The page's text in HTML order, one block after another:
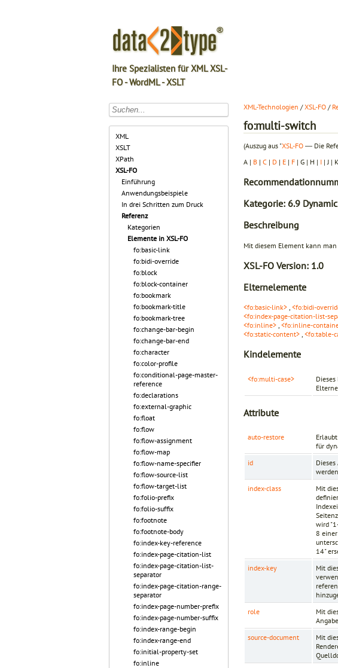
Ihre Spezialisten für XML XSL-
FO - WordML - XSLT
XML
XSLT
XPath
XSL-FO
Einführung
Anwendungsbeispiele
In drei Schritten zum Druck
Referenz
Kategorien
Elemente in XSL-FO
fo:basic-link
fo:bidi-override
fo:block
fo:block-container
fo:bookmark
fo:bookmark-title
fo:bookmark-tree
fo:change-bar-begin
fo:change-bar-end
fo:character
fo:color-profile
fo:conditional-page-master-
reference
fo:declarations
fo:external-graphic
fo:float
fo:flow
fo:flow-assignment
fo:flow-map
fo:flow-name-specifier
fo:flow-source-list
fo:flow-target-list
fo:folio-prefix
fo:folio-suffix
fo:footnote
fo:footnote-body
fo:index-key-reference
fo:index-page-citation-list
fo:index-page-citation-list-
separator
fo:index-page-citation-range-
separator
fo:index-page-number-prefix
fo:index-page-number-suffix
fo:index-range-begin
fo:index-range-end
fo:initial-property-set
fo:inline
XML-Technologien /XSL-FO /
fo:multi-switch
(Auszug aus "XSL-FO ― Die
A | B | C | D | E | F | G | H | I | J |
Kategorie: 6.9
Beschreibung
Mit diesem Element kann
XSL-FO Version: 1.0
Elternelemente
<fo:basic-link> , <fo:bidi-
<fo:index-page-citation-list-
<fo:inline> , <fo:inline-
<fo:static-content> , <fo:table-
Kindelemente
<fo:multi-case>
Attribute
auto-restore
für
id
index-class
Mit
wird
8
14"
index-key
Mit
role
Mit
source-document
Mit